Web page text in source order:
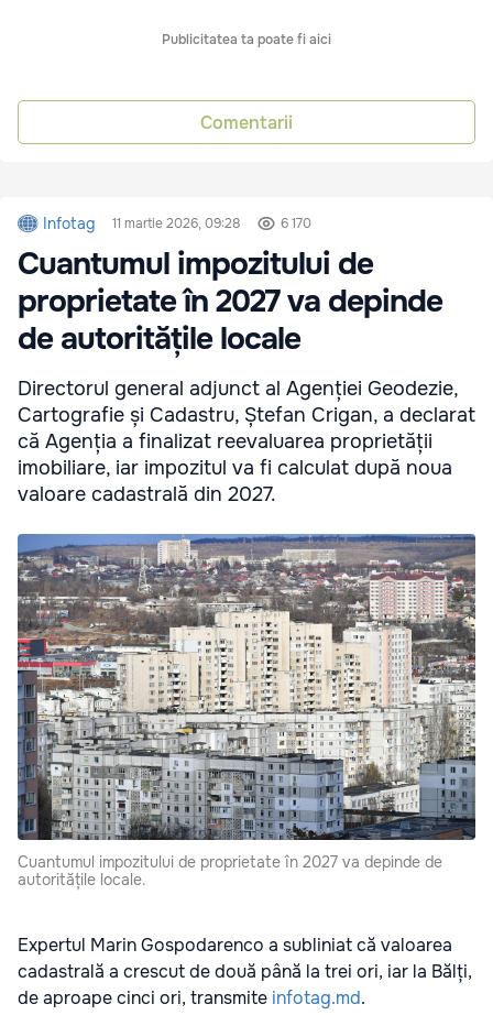
Publicitatea ta poate fi aici
Comentarii
Infotag 11 martie 2026, 09:28 6 170
Cuantumul impozitului de
proprietate în 2027 va depinde
de autoritățile locale
Directorul general adjunct al Agenției Geodezie,
Cartografie și Cadastru, Ștefan Crigan, a declarat
că Agenția a finalizat reevaluarea proprietății
imobiliare, iar impozitul va fi calculat după noua
valoare cadastrală din 2027.
Cuantumul impozitului de proprietate în 2027 va depinde de
autoritățile locale.
Expertul Marin Gospodarenco a subliniat că valoarea
cadastrală a crescut de două până la trei ori, iar la Bălți,
de aproape cinci ori, transmite infotag.md.